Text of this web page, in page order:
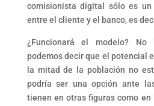
comisionista digital sólo es
entre el cliente y el banco, es
¿Funcionará el modelo?
podemos decir que el potencial
la mitad de la población no
podría ser una opción ante
tienen en otras figuras como